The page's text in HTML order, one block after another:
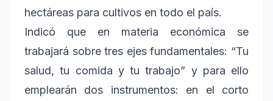
hectáreas para cultivos en todo el país.
Indicó que en materia económica se
trabajará sobre tres ejes fundamentales: “Tu
salud, tu comida y tu trabajo” y para ello
emplearán dos instrumentos: en el corto